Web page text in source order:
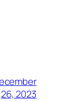
26, 2023